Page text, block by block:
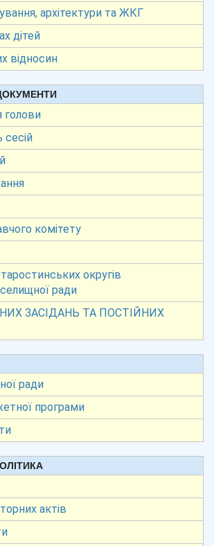
архітектури та ЖКГ
дітей
відносин
голови
комітету
округів
ради
ЗАСІДАНЬ ТА ПОСТІЙНИХ
ради
програми
актів